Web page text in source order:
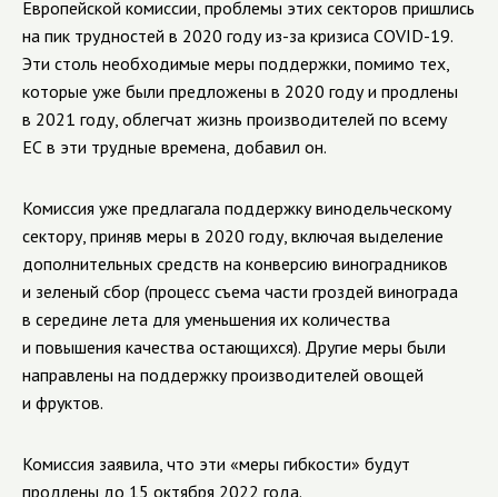
Европейской комиссии, проблемы этих секторов пришлись
на пик трудностей в 2020 году из-за кризиса COVID-19.
Эти столь необходимые меры поддержки, помимо тех,
которые уже были предложены в 2020 году и продлены
в 2021 году, облегчат жизнь производителей по всему
ЕС в эти трудные времена, добавил он.
Комиссия уже предлагала поддержку винодельческому
сектору, приняв меры в 2020 году, включая выделение
дополнительных средств на конверсию виноградников
и зеленый сбор (процесс съема части гроздей винограда
в середине лета для уменьшения их количества
и повышения качества остающихся). Другие меры были
направлены на поддержку производителей овощей
и фруктов.
Комиссия заявила, что эти «меры гибкости» будут
продлены до 15 октября 2022 года.